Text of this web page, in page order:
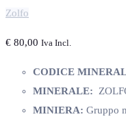
Zolfo
€ 80,00 Iva Incl.
CODICE
MINERALE:
MINIERA: Gruppo